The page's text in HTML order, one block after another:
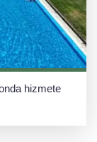
hizmete